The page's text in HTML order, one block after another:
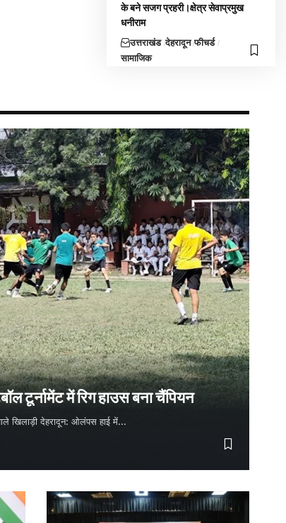
के बने सजग प्रहरी।क्षेत्र सेवाप्रमुख
धनीराम
उत्तराखंड देहरादून फीचर्ड
सामाजिक
टूर्नामेंट में रिग हाउस बना चैंपियन
खिलाड़ी देहरादून: ओलंपस हाई में…